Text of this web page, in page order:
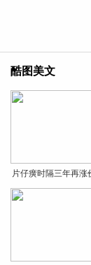
酷图美文
片仔癀时隔三年再涨